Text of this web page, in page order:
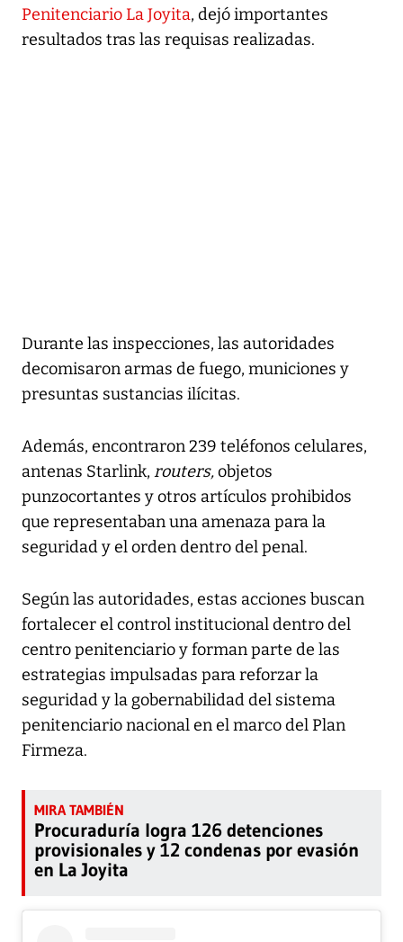
Penitenciario La Joyita, dejó importantes
resultados tras las requisas realizadas.
Durante las inspecciones, las autoridades
decomisaron armas de fuego, municiones y
presuntas sustancias ilícitas.
Además, encontraron 239 teléfonos celulares,
antenas Starlink, routers,objetos
punzocortantes y otros artículos prohibidos
que representaban una amenaza para la
seguridad y el orden dentro del penal.
Según las autoridades, estas acciones buscan
fortalecer el control institucional dentro del
centro penitenciario y forman parte de las
estrategias impulsadas para reforzar la
seguridad y la gobernabilidad del sistema
penitenciario nacional en el marco del Plan
Firmeza.
Procuraduría logra 126 detenciones
provisionales y 12 condenas por evasión
en La Joyita